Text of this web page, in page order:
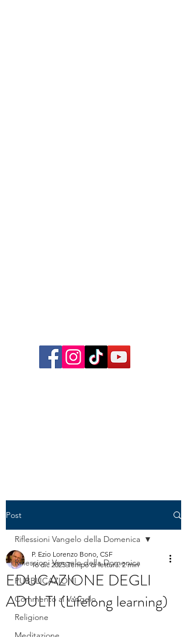
Post
Riflessioni Vangelo della Domenica
PUBBLICAZIONI
Commento al Vangelo
Religione
Riflessioni Vangelo della Domenica
EDUCAZIONE DEGLI
ADULTI (Lifelong learning)
P. Ezio Lorenzo Bono, CSF
16 dic 2025 Tempo di lettura: 2 min